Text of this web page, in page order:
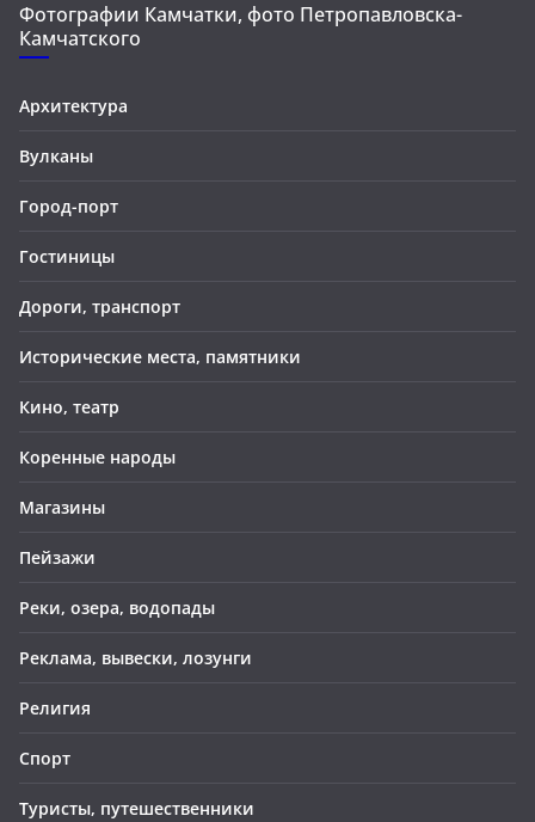
Фотографии Камчатки, фото Петропавловска-
Камчатского
Архитектура
Вулканы
Город-порт
Гостиницы
Дороги, транспорт
Исторические места, памятники
Кино, театр
Коренные народы
Магазины
Пейзажи
Реки, озера, водопады
Реклама, вывески, лозунги
Религия
Спорт
Туристы, путешественники